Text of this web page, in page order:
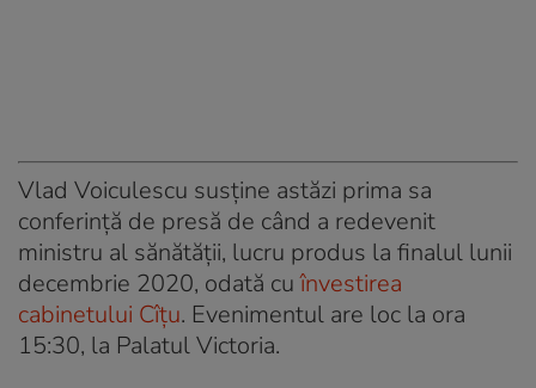
Vlad Voiculescu susține astăzi prima sa
conferință de presă de când a redevenit
ministru al sănătății, lucru produs la finalul lunii
decembrie 2020, odată cuînvestirea
cabinetului Cîțu. Evenimentul are loc la ora
15:30, la Palatul Victoria.